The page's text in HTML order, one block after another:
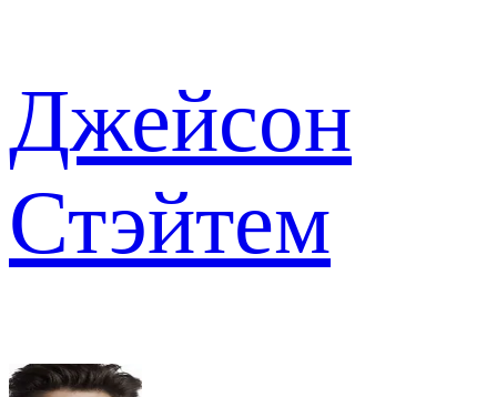
Джейсон
Стэйтем